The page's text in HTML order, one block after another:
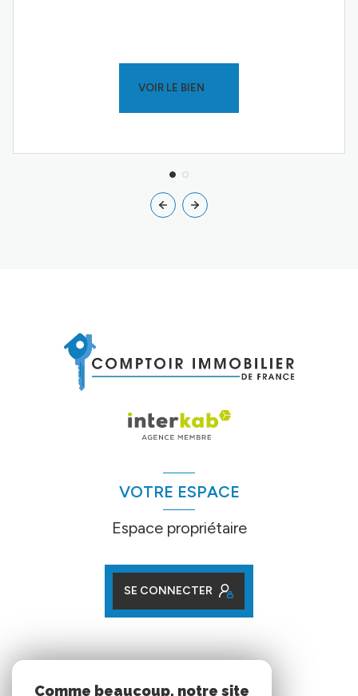
VOIR LE BIEN
VOTRE ESPACE
Espace propriétaire
SE CONNECTER
Comme beaucoup, notre site